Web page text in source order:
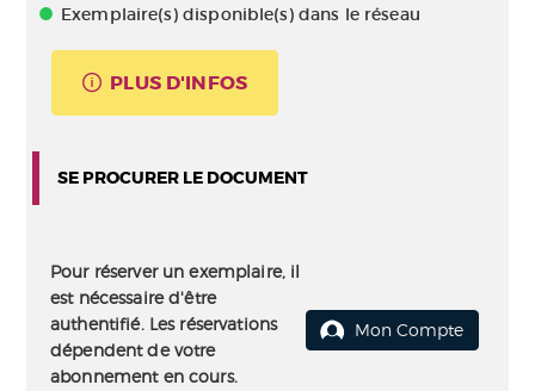
Exemplaire(s) disponible(s) dans le réseau
PLUS D'INFOS
SE PROCURER LE DOCUMENT
Pour réserver un exemplaire, il
est nécessaire d'être
authentifié. Les réservations
dépendent de votre
abonnement en cours.
Mon Compte